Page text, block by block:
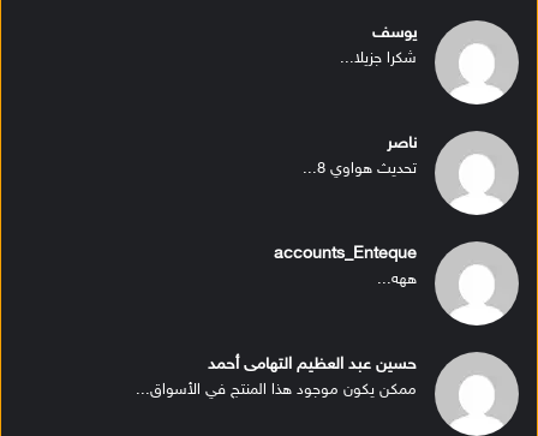
يوسف
شكرا جزيلا...
ناصر
تحديث هواوي 8...
accounts_Enteque
ههه...
حسين عبد العظيم التهامى أحمد
ممكن يكون موجود هذا المنتج في الأسواق...